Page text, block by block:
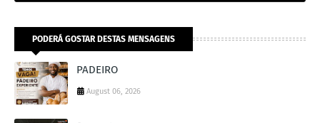
PODERÁ GOSTAR DESTAS MENSAGENS
PADEIRO
August 06, 2026